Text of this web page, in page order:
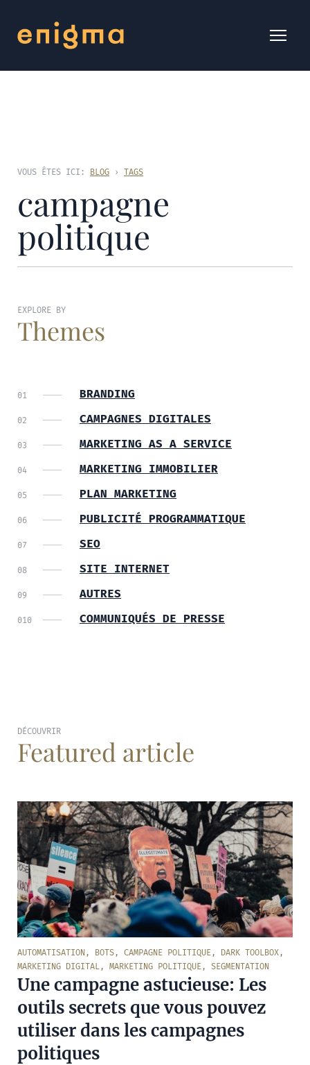
VOUS ÊTES ICI: BLOG › TAGS
campagne
politique
EXPLORE BY
Themes
BRANDING
CAMPAGNES DIGITALES
MARKETING AS A SERVICE
MARKETING IMMOBILIER
PLAN MARKETING
PUBLICITÉ PROGRAMMATIQUE
SEO
SITE INTERNET
AUTRES
COMMUNIQUÉS DE PRESSE
DÉCOUVRIR
Featured article
AUTOMATISATION , BOTS, CAMPAGNE POLITIQUE, DARK TOOLBOX,
MARKETING DIGITAL, MARKETING POLITIQUE, SEGMENTATION
Une campagne astucieuse: Les
outils secrets que vous pouvez
utiliser dans les campagnes
politiques